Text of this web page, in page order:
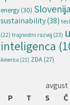
energy (30) Slovenija
sustainability(38)
(22) trajnostni razvoj (23)
inteligenca
America (21) ZDA (27)
avgust
P
T S Č